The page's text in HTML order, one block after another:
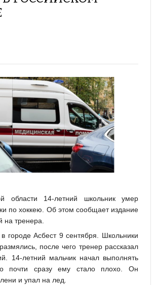
области 14-летний школьник умер
по хоккею. Об этом сообщает издание
на тренера.
городе Асбест 9 сентября. Школьники
после чего тренер рассказал
14-летний мальчик начал выполнять
почти сразу ему стало плохо. Он
и упал на лед.